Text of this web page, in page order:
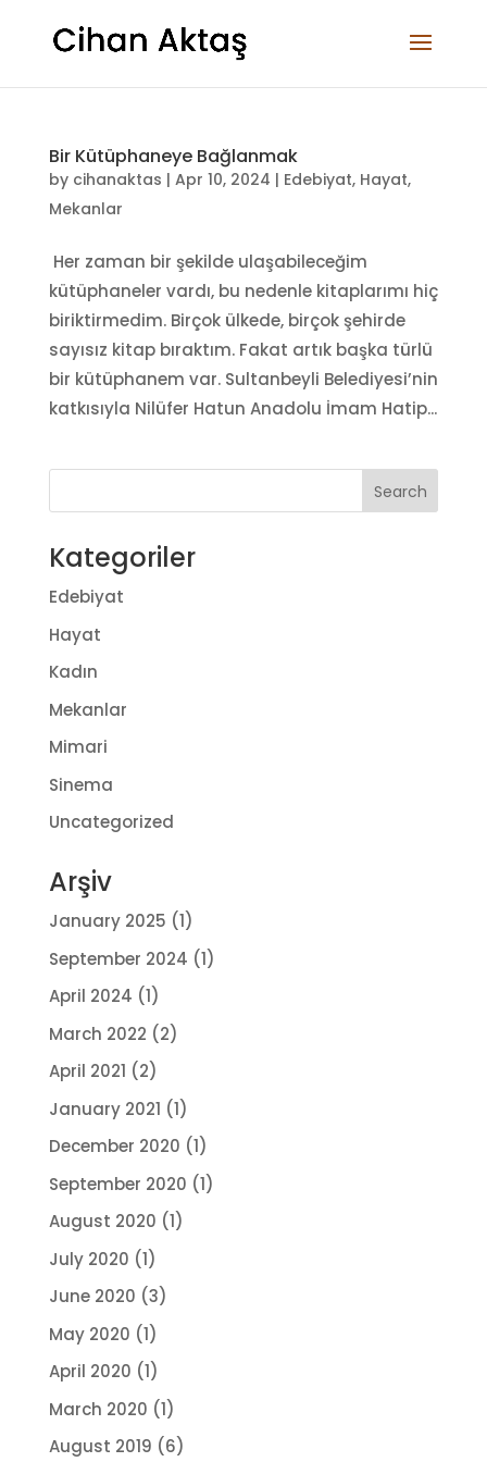
Bir Kütüphaneye Bağlanmak
by cihanaktas | Apr 10, 2024 | Edebiyat, Hayat,
Mekanlar
Her zaman bir şekilde ulaşabileceğim
kütüphaneler vardı, bu nedenle kitaplarımı hiç
biriktirmedim. Birçok ülkede, birçok şehirde
sayısız kitap bıraktım. Fakat artık başka türlü
bir kütüphanem var. Sultanbeyli Belediyesi’nin
katkısıyla Nilüfer Hatun Anadolu İmam Hatip...
Kategoriler
Edebiyat
Hayat
Kadın
Mekanlar
Mimari
Sinema
Uncategorized
Arşiv
January 2025 (1)
September 2024 (1)
April 2024 (1)
March 2022 (2)
April 2021 (2)
January 2021 (1)
December 2020 (1)
September 2020 (1)
August 2020 (1)
July 2020 (1)
June 2020 (3)
May 2020 (1)
April 2020 (1)
March 2020 (1)
August 2019 (6)